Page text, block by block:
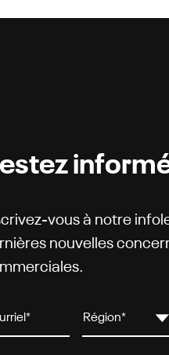
vous à notre
nouvelles